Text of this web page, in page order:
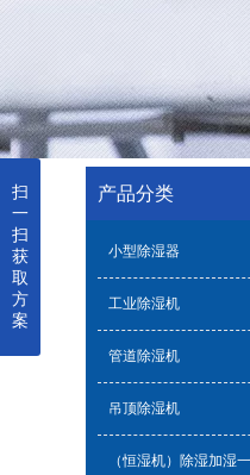
产品分类
小型除湿器
工业除湿机
管道除湿机
吊顶除湿机
（恒湿机）除湿加湿
扫
一
扫
获
取
方
案